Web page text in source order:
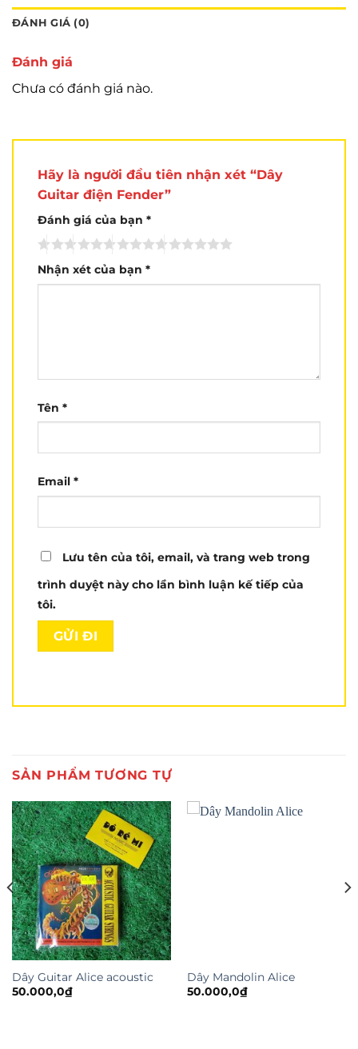
ĐÁNH GIÁ (0)
Đánh giá
Chưa có đánh giá nào.
Hãy là người đầu tiên nhận xét “Dây
Guitar điện Fender”
Đánh giá của bạn *
Nhận xét của bạn *
Tên *
Email *
Lưu tên của tôi, email, và trang web trong
trình duyệt này cho lần bình luận kế tiếp của
tôi.
SẢN PHẨM TƯƠNG TỰ
Dây Guitar Alice acoustic
50.000,0₫
Dây Mandolin Alice
50.000,0₫